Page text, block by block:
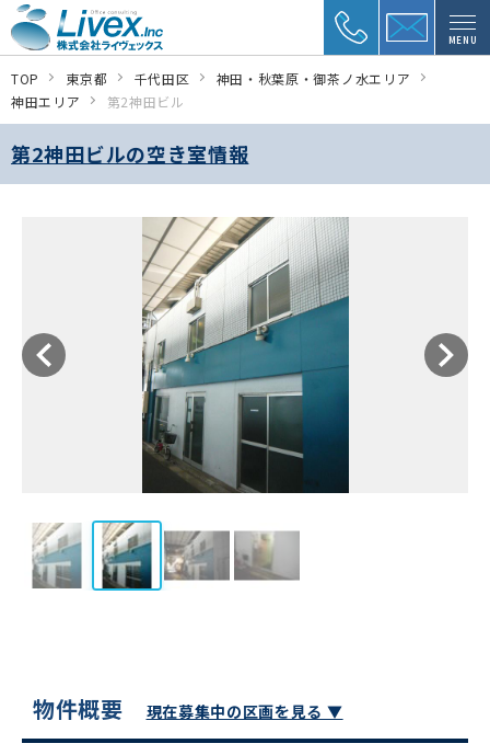
MENU
TOP 東京都 千代田区
神田・秋葉原・御茶ノ水エリア
神田エリア
第2神田ビル
第2神田ビルの空き室情報
物件概要 現在募集中の区画を見る ▼